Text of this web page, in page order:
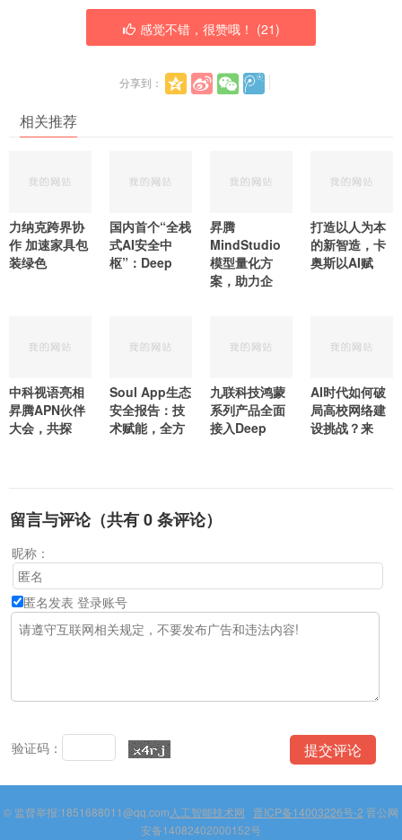
感觉不错，很赞哦！ (21)
分享到：
相关推荐
力纳克跨界协
作 加速家具包
装绿色
国内首个“全栈
式AI安全中
枢”：Deep
昇腾
MindStudio
模型量化方
案，助力企
打造以人为本
的新智造，卡
奥斯以AI赋
中科视语亮相
昇腾APN伙伴
大会，共探
Soul App生态
安全报告：技
术赋能，全方
九联科技鸿蒙
系列产品全面
接入Deep
AI时代如何破
局高校网络建
设挑战？来
留言与评论（共有0条评论）
昵称：
匿名发表 登录账号
验证码：
© 监督举报:1851688011@qq.com 人工智能技术网 晋ICP备14003226号-2 晋公网
安备14082402000152号